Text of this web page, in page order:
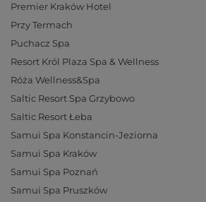
Premier Kraków Hotel
Przy Termach
Puchacz Spa
Resort Król Plaza Spa & Wellness
Róża Wellness&Spa
Saltic Resort Spa Grzybowo
Saltic Resort Łeba
Samui Spa Konstancin-Jeziorna
Samui Spa Kraków
Samui Spa Poznań
Samui Spa Pruszków